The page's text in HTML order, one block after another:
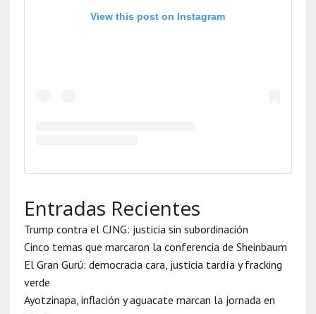
View this post on Instagram
Entradas Recientes
Trump contra el CJNG: justicia sin subordinación
Cinco temas que marcaron la conferencia de Sheinbaum
El Gran Gurú: democracia cara, justicia tardía y fracking
verde
Ayotzinapa, inflación y aguacate marcan la jornada en